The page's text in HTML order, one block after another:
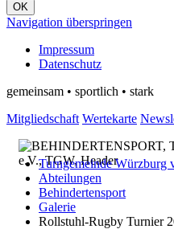
OK
Navigation überspringen
Impressum
Datenschutz
gemeinsam • sportlich • stark
Mitgliedschaft Wertekarte
Turngemeinde Würzburg
Abteilungen
Behindertensport
Galerie
Rollstuhl-Rugby Turnier